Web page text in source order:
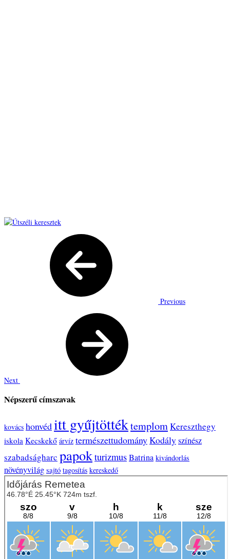
Previous
Next
Népszerű címszavak
kovács honvéditt gyűjtöttéktemplomKereszthegy
iskola Kecskekő árvíz természettudományKodályszínész
szabadságharc papokturizmusBatrina kivándorlás
növényvilág sajtó tagosítás kereskedő